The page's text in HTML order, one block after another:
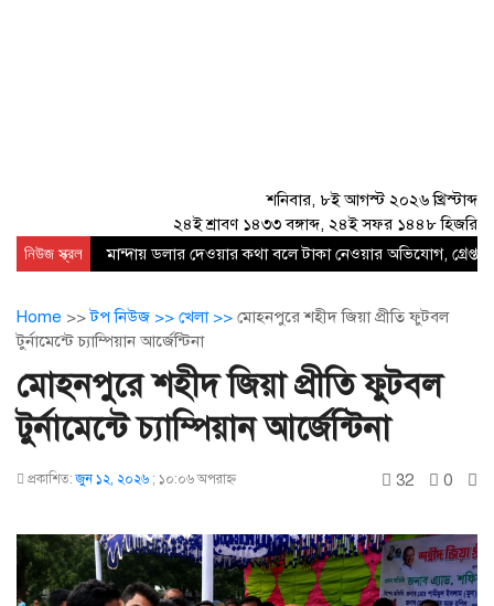
শনিবার, ৮ই আগস্ট ২০২৬ খ্রিস্টাব্দ
২৪ই শ্রাবণ ১৪৩৩ বঙ্গাব্দ, ২৪ই সফর ১৪৪৮ হিজরি
নিউজ স্ক্রল মান্দায় ডলার দেওয়ার কথা বলে টাকা নেওয়ার অভিযোগ,
Home >>টপ নিউজ >> খেলা >> মোহনপুরে শহীদ জিয়া প্রীতি ফুটবল
টুর্নামেন্টে চ্যাম্পিয়ান আর্জেন্টিনা
মোহনপুরে শহীদ জিয়া প্রীতি ফুটবল
টুর্নামেন্টে চ্যাম্পিয়ান আর্জেন্টিনা
প্রকাশিত:জুন ১২, ২০২৬ ; ১০:০৬ অপরাহ্ণ 32 0